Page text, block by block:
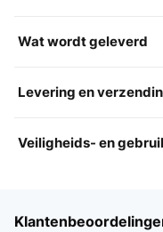
Wat wordt geleverd
Levering en
Veiligheids- en